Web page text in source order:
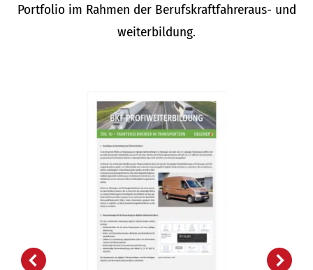
Portfolio im Rahmen der Berufskraftfahreraus- und
weiterbildung.